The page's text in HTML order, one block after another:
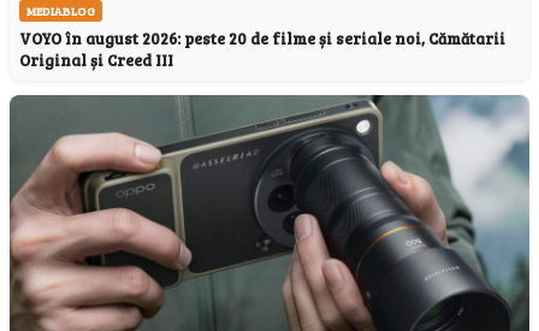
MEDIABLOG
VOYO în august 2026: peste 20 de filme și seriale noi, Cămătarii
Original și Creed III